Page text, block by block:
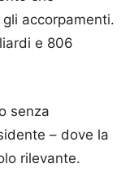
accorpamenti.
e 806
senza
– dove la
rilevante.